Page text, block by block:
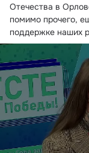
Отечества в
помимо прочего,
поддержке наших